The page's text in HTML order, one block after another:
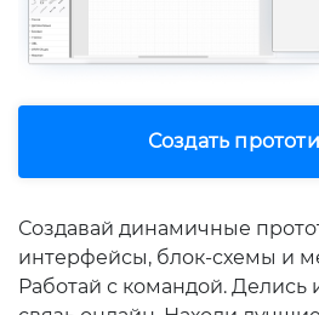
Создать
Создавай динамичные
интерфейсы, блок-схемы и
Работай с командой. Делись